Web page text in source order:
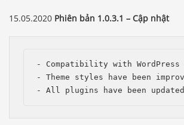
15.05.2020 Phiên bản 1.0.3.1 – Cập nhật
- Compatibility with WordPress
- Theme styles have been
- All plugins have been